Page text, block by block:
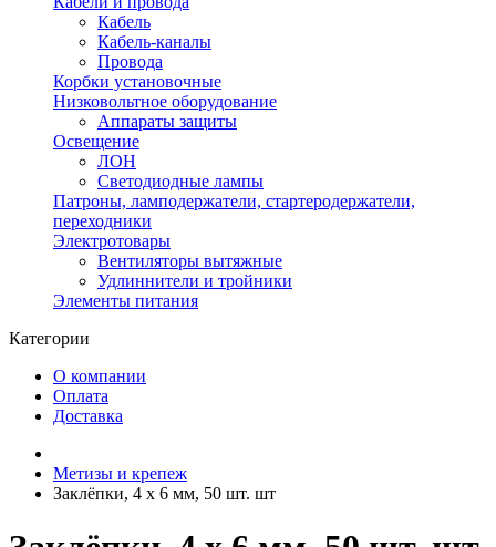
Кабель
Кабель-каналы
Провода
Корбки установочные
Низковольтное оборудование
Аппараты защиты
Освещение
ЛОН
Светодиодные лампы
Патроны, ламподержатели, стартеродержатели,
переходники
Электротовары
Вентиляторы вытяжные
Удлиннители и тройники
Элементы питания
Категории
О компании
Оплата
Доставка
Метизы и крепеж
Заклёпки, 4 х 6 мм, 50 шт. шт